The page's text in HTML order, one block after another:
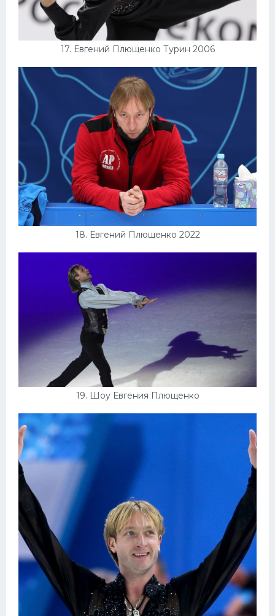
17. Евгений Плющенко Турин 2006
18. Евгений Плющенко 2022
19. Шоу Евгения Плющенко